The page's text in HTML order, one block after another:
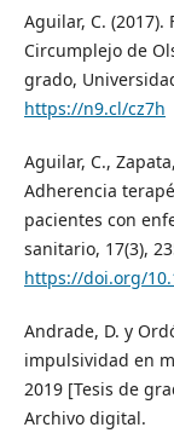
Aguilar, C.
Circumplejo de
grado,
https://n9.cl/cz7h
Aguilar, C.,
Adherencia
pacientes con
sanitario, 17(3),
https://doi.org/
Andrade, D. y
impulsividad en
2019 [Tesis de
Archivo digital.